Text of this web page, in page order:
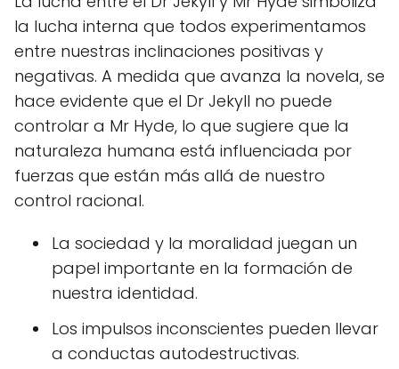
la lucha interna que todos experimentamos
entre nuestras inclinaciones positivas y
negativas. A medida que avanza la novela, se
hace evidente que el Dr Jekyll no puede
controlar a Mr Hyde, lo que sugiere que la
naturaleza humana está influenciada por
fuerzas que están más allá de nuestro
control racional.
La sociedad y la moralidad juegan un
papel importante en la formación de
nuestra identidad.
Los impulsos inconscientes pueden llevar
a conductas autodestructivas.